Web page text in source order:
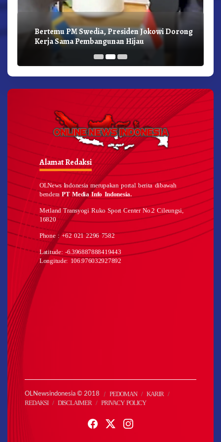
Bertemu PM Swedia, Presiden Jokowi Dorong
Kerja Sama Pembangunan Hijau
Alamat Redaksi
OLNews Indonesia merupakan portal berita dibawah
benderaPT Media Info Indonesia.
Metland Transyogi Ruko Sport Center No.2 Cileungsi,
16820
Phone : +62 021 2296 7582
Latitude: -6.396887888419443
Longitude: 106.976032927892
OLNewsindonesia © 2018 PEDOMAN
KARIR
REDAKSI
DISCLAIMER PRIVACY POLICY